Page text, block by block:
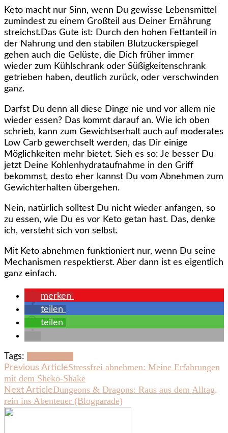
Keto macht nur Sinn, wenn Du gewisse Lebensmittel
zumindest zu einem Großteil aus Deiner Ernährung
streichst.Das Gute ist: Durch den hohen Fettanteil in
der Nahrung und den stabilen Blutzuckerspiegel
gehen auch die Gelüste, die Dich früher immer
wieder zum Kühlschrank oder Süßigkeitenschrank
getrieben haben, deutlich zurück, oder verschwinden
ganz.
Darfst Du denn all diese Dinge nie und vor allem nie
wieder essen? Das kommt darauf an. Wie ich oben
schrieb, kann zum Gewichtserhalt auch auf moderates
Low Carb gewerchselt werden, das Dir einige
Möglichkeiten mehr bietet. Sieh es so: Je besser Du
jetzt Deine Kohlenhydrataufnahme in den Griff
bekommst, desto eher kannst Du vom Abnehmen zum
Gewichterhalten übergehen.
Nein, natürlich solltest Du nicht wieder anfangen, so
zu essen, wie Du es vor Keto getan hast. Das, denke
ich, versteht sich von selbst.
Mit Keto abnehmen funktioniert nur, wenn Du seine
Mechanismen respektierst. Aber dann ist es eigentlich
ganz einfach.
merken
teilen
teilen
Tags:
Post
Navigation
Previous ArticleStressfrei abnehmen: Meine Erfahrungen
mit dem Sheko-Shake
Next ArticleDungeons & Dragons: Raus aus dem Alltag,
rein ins Abenteuer (Blogparade)